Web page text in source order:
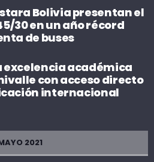
Bolivia presentan el
30 en un año récord
de buses
excelencia académica
con acceso directo
internacional
2021